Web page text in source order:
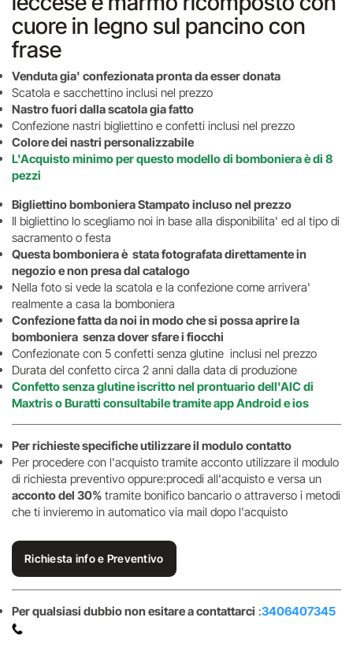
cuore in legno sul pancino con
frase
Venduta gia' confezionata pronta da esser donata
Scatola e sacchettino inclusi nel prezzo
Nastro fuori dalla scatola gia fatto
Confezione nastri bigliettino e confetti inclusi nel prezzo
Colore dei nastri personalizzabile
L'Acquisto minimo per questo modello di bomboniera è di 8
pezzi
Bigliettino bomboniera Stampato incluso nel prezzo
Il bigliettino lo scegliamo noi in base alla disponibilita' ed al tipo di
sacramento o festa
Questa bomboniera è stata fotografata direttamente in
negozio e non presa dal catalogo
Nella foto si vede la scatola e la confezione come arrivera'
realmente a casa la bomboniera
Confezione fatta da noi in modo che si possa aprire la
bomboniera senza dover sfare i fiocchi
Confezionate con 5 confetti senza glutine inclusi nel prezzo
Durata del confetto circa 2 anni dalla data di produzione
Confetto senza glutine iscritto nel prontuario dell'AIC di
Maxtris o Buratti consultabile tramite app Android e ios
Per richieste specifiche utilizzare il modulo contatto
Per procedere con l'acquisto tramite acconto utilizzare il modulo
di richiesta preventivo oppure:procedi all'acquisto e versa un
acconto del 30% tramite bonifico bancario o attraverso i metodi
che ti invieremo in automatico via mail dopo l'acquisto
Richiesta info e Preventivo
Per qualsiasi dubbio non esitare a contattarci :3406407345